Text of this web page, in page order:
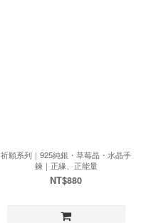
祈願系列｜925純銀・草莓晶・水晶手
鍊｜正緣、正能量
NT$880